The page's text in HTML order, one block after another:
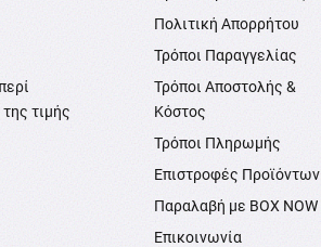
τιμής
Πολιτική Απορρήτου
Τρόποι Παραγγελίας
Τρόποι Αποστολής &
Κόστος
Τρόποι Πληρωμής
Επιστροφές Προϊόντων
Παραλαβή με BOX NOW
Επικοινωνία